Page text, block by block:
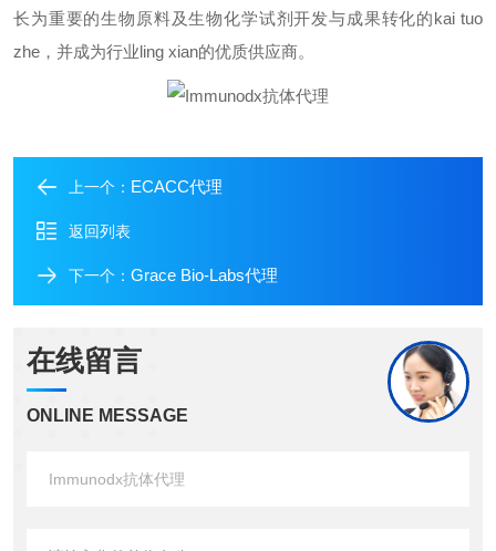
长为重要的生物原料及生物化学试剂开发与成果转化的kai tuo
zhe ，并成为行业ling xian的优质供应商。
上一个： ECACC代理
返回列表
下一个： Grace Bio-Labs代理
在线留言
ONLINE MESSAGE